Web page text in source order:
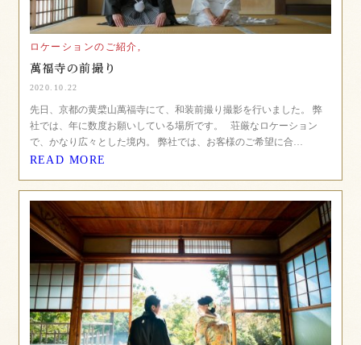
ロケーションのご紹介,
萬福寺の前撮り
2020.10.22
先日、京都の黄檗山萬福寺にて、和装前撮り撮影を行いました。 弊
社では、年に数度お願いしている場所です。 荘厳なロケーション
で、かなり広々とした境内。 弊社では、お客様のご希望に合…
READ MORE